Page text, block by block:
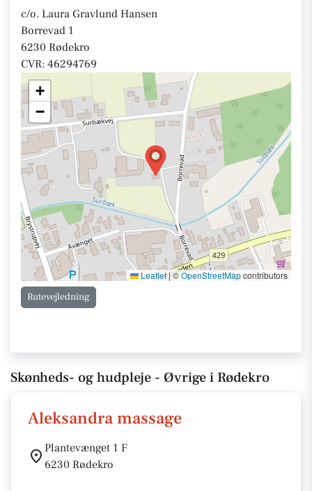
c/o. Laura Gravlund Hansen
Borrevad 1
6230 Rødekro
CVR: 46294769
+
−
Leaflet|©OpenStreetMapcontributors
Rutevejledning
Skønheds- og hudpleje - Øvrige i Rødekro
Aleksandra massage
Plantevænget 1 F
6230 Rødekro